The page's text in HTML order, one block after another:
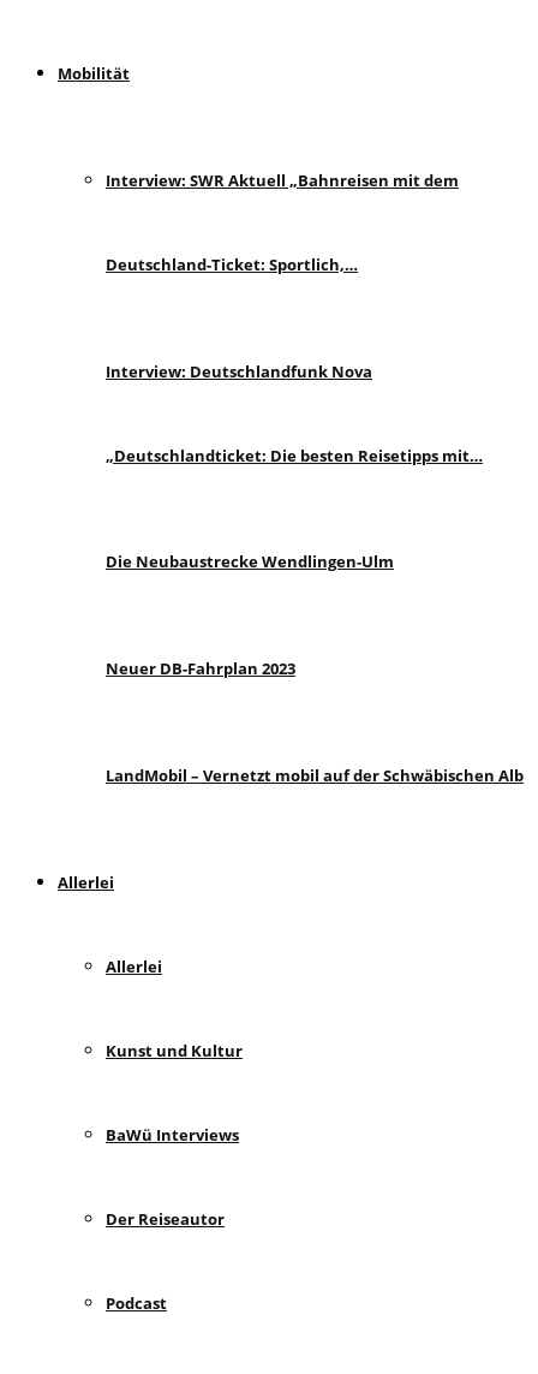
Mobilität
Interview: SWR Aktuell „Bahnreisen mit dem
Deutschland-Ticket: Sportlich,…
Interview: Deutschlandfunk Nova
„Deutschlandticket: Die besten Reisetipps mit…
Die Neubaustrecke Wendlingen-Ulm
Neuer DB-Fahrplan 2023
LandMobil – Vernetzt mobil auf der Schwäbischen Alb
Allerlei
Allerlei
Kunst und Kultur
BaWü Interviews
Der Reiseautor
Podcast